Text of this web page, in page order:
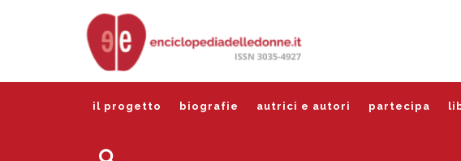
il progetto biografie autrici e autori partecipa